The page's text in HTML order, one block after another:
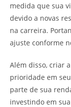
medida que sua
devido a novas
na carreira.
ajuste conforme
Além disso, criar
prioridade em
parte de sua
investindo em